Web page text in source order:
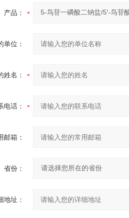
产品：
单位：
姓名：
电话：
邮箱：
省份：
地址：